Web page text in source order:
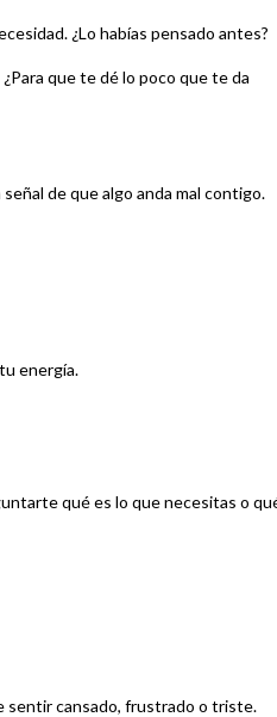
¿Lo habías pensado antes?
que te dé lo poco que te da
de que algo anda mal contigo.
energía.
qué es lo que necesitas o
sentir cansado, frustrado o triste.